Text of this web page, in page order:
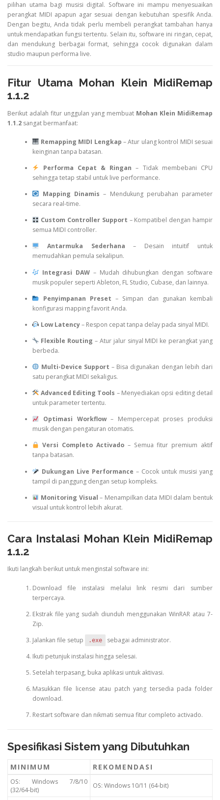
pilihan utama bagi musisi digital. Software ini mampu menyesuaikan
perangkat MIDI apapun agar sesuai dengan kebutuhan spesifik Anda.
Dengan begitu, Anda tidak perlu membeli perangkat tambahan hanya
untuk mendapatkan fungsi tertentu. Selain itu, software ini ringan, cepat,
dan mendukung berbagai format, sehingga cocok digunakan dalam
studio maupun performa live.
Fitur Utama Mohan Klein MidiRemap
1.1.2
Berikut adalah fitur unggulan yang membuat Mohan Klein MidiRemap
1.1.2 sangat bermanfaat:
Remapping MIDI Lengkap – Atur ulang kontrol MIDI sesuai
keinginan tanpa batasan.
Performa Cepat & Ringan – Tidak membebani CPU
sehingga tetap stabil untuk live performance.
Mapping Dinamis – Mendukung perubahan parameter
secara real-time.
Custom Controller Support – Kompatibel dengan hampir
semua MIDI controller.
Antarmuka Sederhana – Desain intuitif untuk
memudahkan pemula sekalipun.
Integrasi DAW – Mudah dihubungkan dengan software
musik populer seperti Ableton, FL Studio, Cubase, dan lainnya.
Penyimpanan Preset – Simpan dan gunakan kembali
konfigurasi mapping favorit Anda.
Low Latency– Respon cepat tanpa delay pada sinyal MIDI.
Flexible Routing – Atur jalur sinyal MIDI ke perangkat yang
berbeda.
Multi-Device Support – Bisa digunakan dengan lebih dari
satu perangkat MIDI sekaligus.
Advanced Editing Tools – Menyediakan opsi editing detail
untuk parameter tertentu.
Optimasi Workflow– Mempercepat proses produksi
musik dengan pengaturan otomatis.
Versi Completo Activado– Semua fitur premium aktif
tanpa batasan.
Dukungan Live Performance – Cocok untuk musisi yang
tampil di panggung dengan setup kompleks.
Monitoring Visual – Menampilkan data MIDI dalam bentuk
visual untuk kontrol lebih akurat.
Cara Instalasi Mohan Klein MidiRemap
1.1.2
Ikuti langkah berikut untuk menginstal software ini:
Download file instalasi melalui link resmi dari sumber
terpercaya.
Ekstrak file yang sudah diunduh menggunakan WinRAR atau 7-
Zip.
Jalankan file setup
.exe
sebagai administrator.
Ikuti petunjuk instalasi hingga selesai.
Setelah terpasang, buka aplikasi untuk aktivasi.
Masukkan file license atau patch yang tersedia pada folder
download.
Restart software dan nikmati semua fitur completo activado.
Spesifikasi Sistem yang Dibutuhkan
MINIMUM REKOMENDASI
OS: Windows 7/8/10
(32/64-bit)
OS: Windows 10/11 (64-bit)